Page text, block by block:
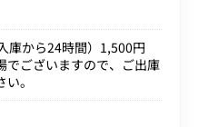
庫から24時間）1,500円
ございますので、ご出庫
。